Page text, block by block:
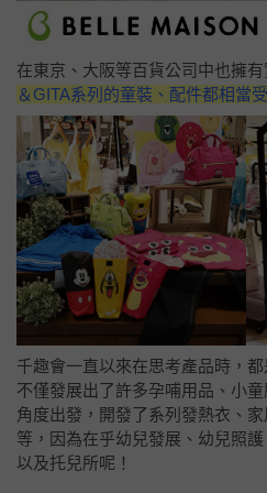
在東京、大阪等百貨公司中也擁有
＆GITA系列的童裝、配件都相當
千趣會一直以來在思考產品時，
不僅發展出了許多孕哺用品、小
角度出發，開發了系列發熱衣、
等，因為在乎幼兒發展、幼兒照
以及托兒所呢！